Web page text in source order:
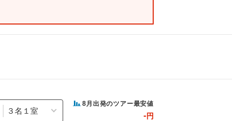
8 月出発のツアー最安値
-円